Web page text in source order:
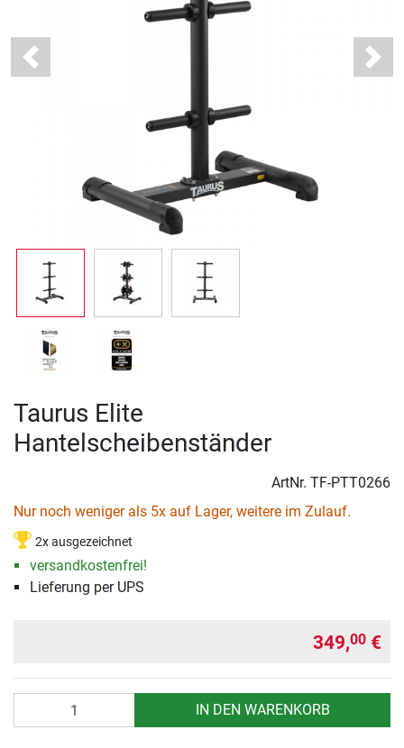
Previous Next
Taurus Elite
Hantelscheibenständer
ArtNr. TF-PTT0266
Nur noch weniger als 5x auf Lager, weitere im Zulauf.
2x ausgezeichnet
versandkostenfrei!
Lieferung per UPS
349,00 €
IN DEN WARENKORB